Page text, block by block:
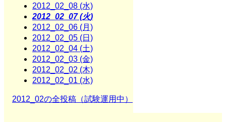
2012_02_08 (水)
2012_02_07 (火)
2012_02_06 (月)
2012_02_05 (日)
2012_02_04 (土)
2012_02_03 (金)
2012_02_02 (木)
2012_02_01 (水)
2012_02の全投稿（試験運用中）